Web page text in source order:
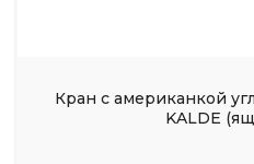
Кран с американкой
KALDE